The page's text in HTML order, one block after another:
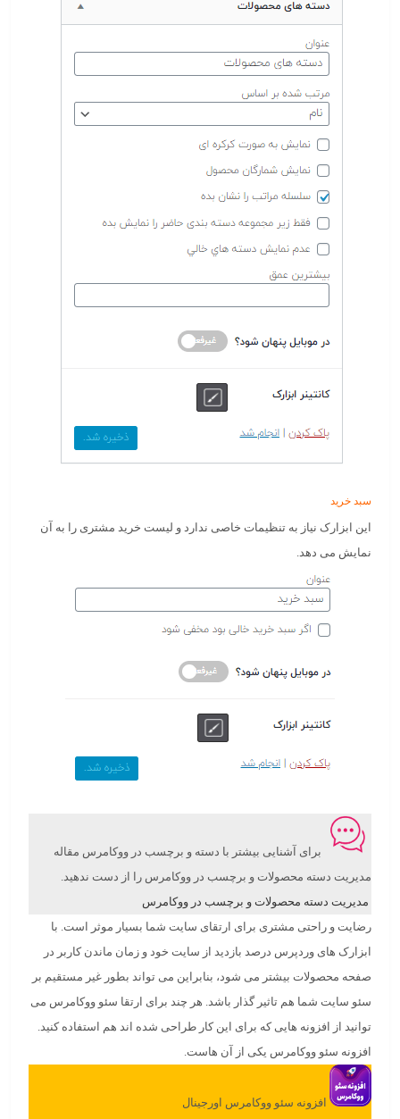
سبد خرید
این ابزارک نیاز به تنظیمات خاصی ندارد و لیست خرید مشتری را به آن
نمایش می دهد.
برای آشنایی بیشتر با دسته و برچسب در ووکامرس مقاله
مدیریت دسته محصولات و برچسب در ووکامرس را از دست ندهید.
مدیریت دسته محصولات و برچسب در ووکامرس
رضایت و راحتی مشتری برای ارتقای سایت شما بسیار موثر است. با
ابزارک های وردپرس درصد بازدید از سایت خود و زمان ماندن کاربر در
صفحه محصولات بیشتر می شود، بنابراین می تواند بطور غیر مستقیم بر
سئو سایت شما هم تاثیر گذار باشد. هر چند برای ارتقا سئو ووکامرس می
توانید از افزونه هایی که برای این کار طراحی شده اند هم استفاده کنید.
افزونه سئو ووکامرس یکی از آن هاست.
افزونه سئو ووکامرس اورجینال